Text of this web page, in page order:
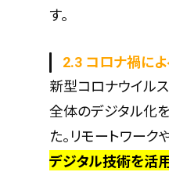
す。
2.3 コロナ禍に
新型コロナウイル
全体のデジタル化
た。リモートワーク
デジタル技術を活